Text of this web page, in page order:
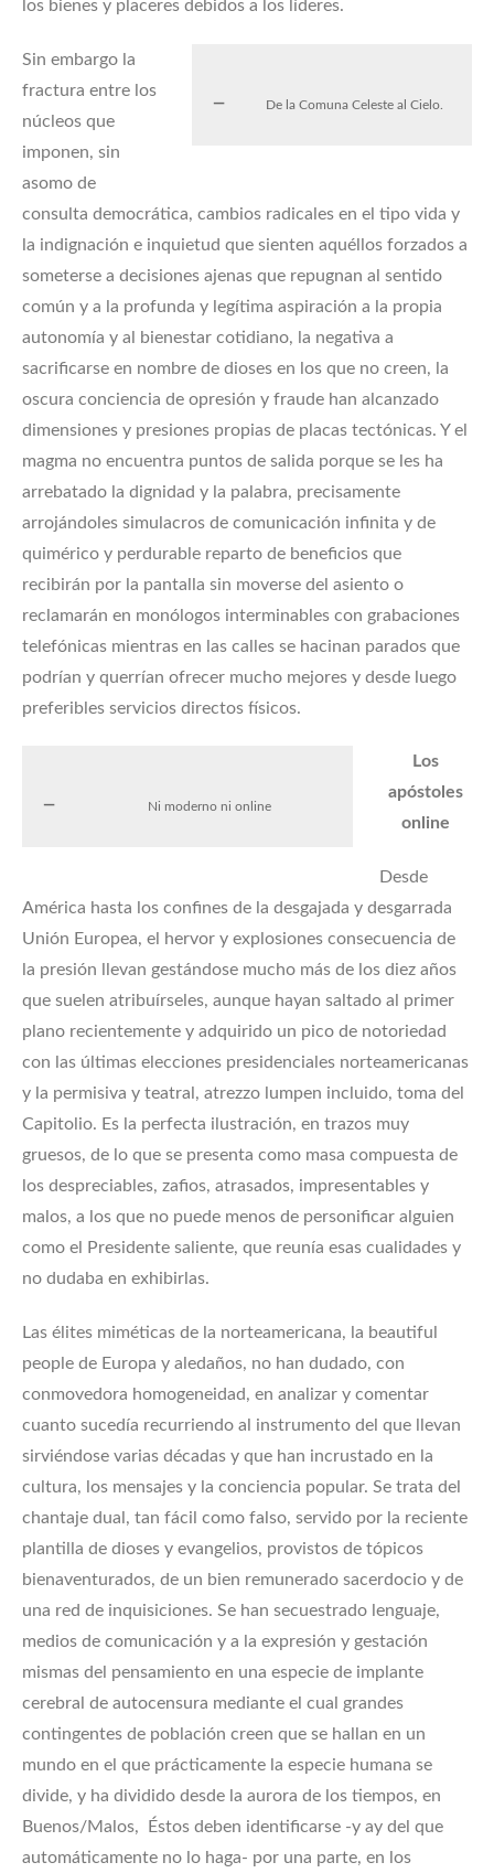
los bienes y placeres debidos a los líderes.
De la Comuna Celeste al Cielo.
Sin embargo la
fractura entre los
núcleos que
imponen, sin
asomo de
consulta democrática, cambios radicales en el tipo vida y
la indignación e inquietud que sienten aquéllos forzados a
someterse a decisiones ajenas que repugnan al sentido
común y a la profunda y legítima aspiración a la propia
autonomía y al bienestar cotidiano, la negativa a
sacrificarse en nombre de dioses en los que no creen, la
oscura conciencia de opresión y fraude han alcanzado
dimensiones y presiones propias de placas tectónicas. Y el
magma no encuentra puntos de salida porque se les ha
arrebatado la dignidad y la palabra, precisamente
arrojándoles simulacros de comunicación infinita y de
quimérico y perdurable reparto de beneficios que
recibirán por la pantalla sin moverse del asiento o
reclamarán en monólogos interminables con grabaciones
telefónicas mientras en las calles se hacinan parados que
podrían y querrían ofrecer mucho mejores y desde luego
preferibles servicios directos físicos.
Ni moderno ni online
Los
apóstoles
online
Desde
América hasta los confines de la desgajada y desgarrada
Unión Europea, el hervor y explosiones consecuencia de
la presión llevan gestándose mucho más de los diez años
que suelen atribuírseles, aunque hayan saltado al primer
plano recientemente y adquirido un pico de notoriedad
con las últimas elecciones presidenciales norteamericanas
y la permisiva y teatral, atrezzo lumpen incluido, toma del
Capitolio. Es la perfecta ilustración, en trazos muy
gruesos, de lo que se presenta como masa compuesta de
los despreciables, zafios, atrasados, impresentables y
malos, a los que no puede menos de personificar alguien
como el Presidente saliente, que reunía esas cualidades y
no dudaba en exhibirlas.
Las élites miméticas de la norteamericana, la beautiful
people de Europa y aledaños, no han dudado, con
conmovedora homogeneidad, en analizar y comentar
cuanto sucedía recurriendo al instrumento del que llevan
sirviéndose varias décadas y que han incrustado en la
cultura, los mensajes y la conciencia popular. Se trata del
chantaje dual, tan fácil como falso, servido por la reciente
plantilla de dioses y evangelios, provistos de tópicos
bienaventurados, de un bien remunerado sacerdocio y de
una red de inquisiciones. Se han secuestrado lenguaje,
medios de comunicación y a la expresión y gestación
mismas del pensamiento en una especie de implante
cerebral de autocensura mediante el cual grandes
contingentes de población creen que se hallan en un
mundo en el que prácticamente la especie humana se
divide, y ha dividido desde la aurora de los tiempos, en
Buenos/Malos, Éstos deben identificarse -y ay del que
automáticamente no lo haga- por una parte, en los